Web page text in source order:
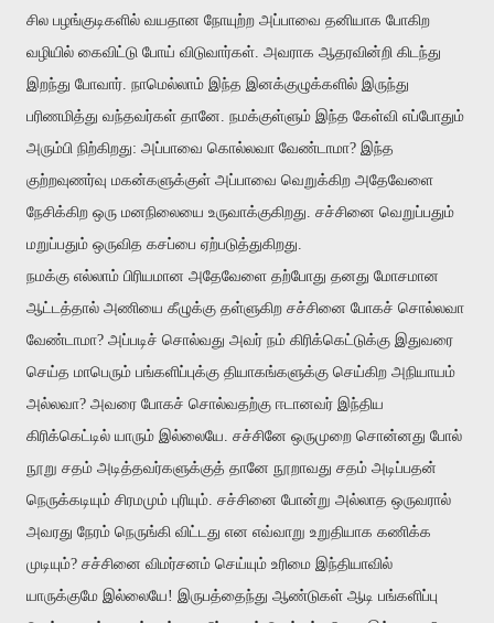
சில பழங்குடிகளில் வயதான நோயுற்ற அப்பாவை தனியாக போகிற
வழியில் கைவிட்டு போய் விடுவார்கள். அவராக ஆதரவின்றி கிடந்து
இறந்து போவார். நாமெல்லாம் இந்த இனக்குழுக்களில் இருந்து
பரிணமித்து வந்தவர்கள் தானே. நமக்குள்ளும் இந்த கேள்வி எப்போதும்
அரும்பி நிற்கிறது: அப்பாவை கொல்லவா வேண்டாமா? இந்த
குற்றவுணர்வு மகன்களுக்குள் அப்பாவை வெறுக்கிற அதேவேளை
நேசிக்கிற ஒரு மனநிலையை உருவாக்குகிறது. சச்சினை வெறுப்பதும்
மறுப்பதும் ஒருவித கசப்பை ஏற்படுத்துகிறது.
நமக்கு எல்லாம் பிரியமான அதேவேளை தற்போது தனது மோசமான
ஆட்டத்தால் அணியை கீழுக்கு தள்ளுகிற சச்சினை போகச் சொல்லவா
வேண்டாமா? அப்படிச் சொல்வது அவர் நம் கிரிக்கெட்டுக்கு இதுவரை
செய்த மாபெரும் பங்களிப்புக்கு தியாகங்களுக்கு செய்கிற அநியாயம்
அல்லவா? அவரை போகச் சொல்வதற்கு ஈடானவர் இந்திய
கிரிக்கெட்டில் யாரும் இல்லையே. சச்சினே ஒருமுறை சொன்னது போல்
நூறு சதம் அடித்தவர்களுக்குத் தானே நூறாவது சதம் அடிப்பதன்
நெருக்கடியும் சிரமமும் புரியும். சச்சினை போன்று அல்லாத ஒருவரால்
அவரது நேரம் நெருங்கி விட்டது என எவ்வாறு உறுதியாக கணிக்க
முடியும்? சச்சினை விமர்சனம் செய்யும் உரிமை இந்தியாவில்
யாருக்குமே இல்லையே! இருபத்தைந்து ஆண்டுகள் ஆடி பங்களிப்பு